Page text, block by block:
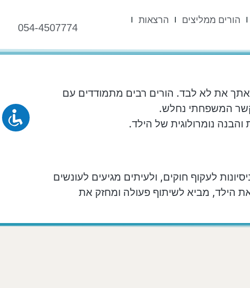
הורים ממליצים
הרצאות
054-4507774
את לא לבד. הורים רבים מתמודדים עם
המשפחתי נחלש.
נומרולוגית של הילד.
לעקוף חוקים, ולעיתים מגיעים לעונשים
הילד, מביא לשיתוף פעולה ומחזק את